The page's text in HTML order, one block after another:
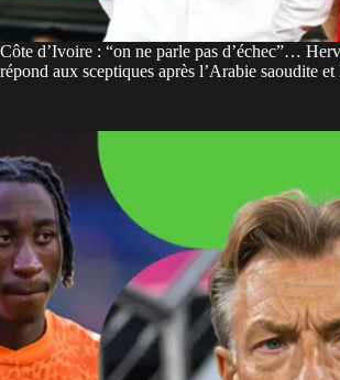
Côte d’Ivoire : “on ne parle pas d’échec”…
répond aux sceptiques après l’Arabie saoudite